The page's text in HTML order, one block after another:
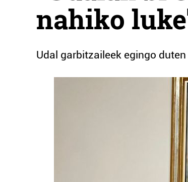
nahiko
Udal garbitzaileek egingo